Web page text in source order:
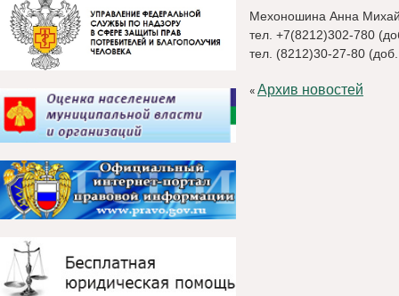
Мехоношина Анна
тел. +7(8212)302-780
тел. (8212)30-27-80
«Архив новостей